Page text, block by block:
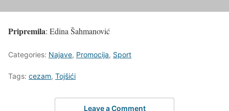
Pripremila: Edina Šahmanović
Categories: Najave, Promocija, Sport
Tags: cezam, Tojšići
Leave a Comment